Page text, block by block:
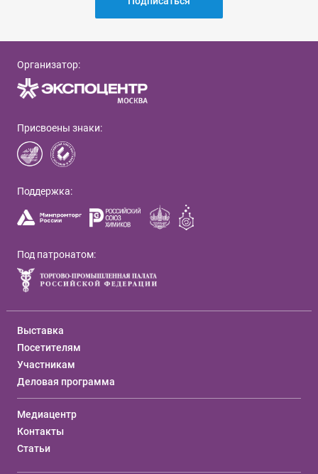
Организатор:
Присвоены знаки:
Поддержка:
Под патронатом:
Выставка
Посетителям
Участникам
Деловая программа
Медиацентр
Контакты
Статьи